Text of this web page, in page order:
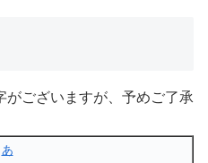
ございますが、予めご了承
あ